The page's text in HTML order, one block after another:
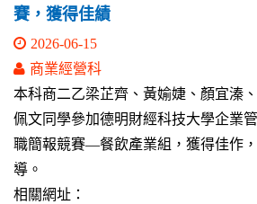
賽，獲得佳績
2026-06-15
商業經營科
本科商二乙梁芷齊、黃媮婕、顏宜溱
佩文同學參加德明財經科技大學企業
職簡報競賽—餐飲產業組，獲得佳作
導。
相關網址：